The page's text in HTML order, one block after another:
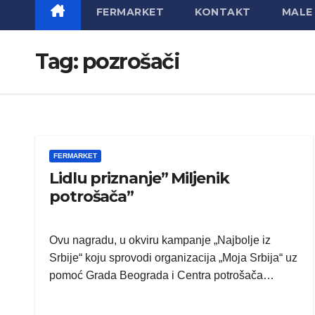
FERMARKET KONTAKT MALE
Tag: pozrošači
FERMARKET
Lidlu priznanje” Miljenik
potrošača”
Ovu nagradu, u okviru kampanje „Najbolje iz
Srbije“ koju sprovodi organizacija „Moja Srbija“ uz
pomoć Grada Beograda i Centra potrošača…